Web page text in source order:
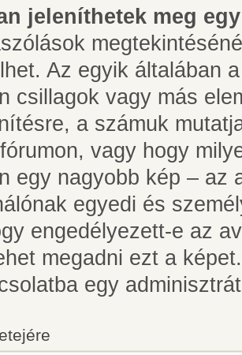
jeleníthetek meg
Az egyik általában
csillagok vagy más
a számuk
vagy hogy
egy nagyobb kép – az
egyedi és
engedélyezett-e az
megadni ezt a
egy